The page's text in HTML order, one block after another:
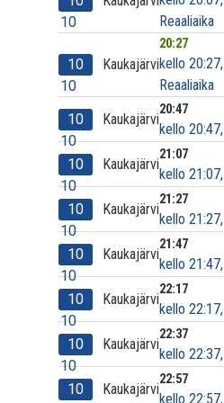
10
Reaaliaika
10
10
Kaukajärvi
20:27
kello 20:27,
Reaaliaika
10
10
Kaukajärvi
20:47
kello 20:47,
10
10
Kaukajärvi
21:07
kello 21:07,
10
10
Kaukajärvi
21:27
kello 21:27,
10
10
Kaukajärvi
21:47
kello 21:47,
10
10
Kaukajärvi
22:17
kello 22:17,
10
10
Kaukajärvi
22:37
kello 22:37,
10
Kaukajärvi
22:57
kello 22:57,